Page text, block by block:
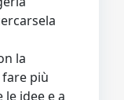
la
più
idee e a